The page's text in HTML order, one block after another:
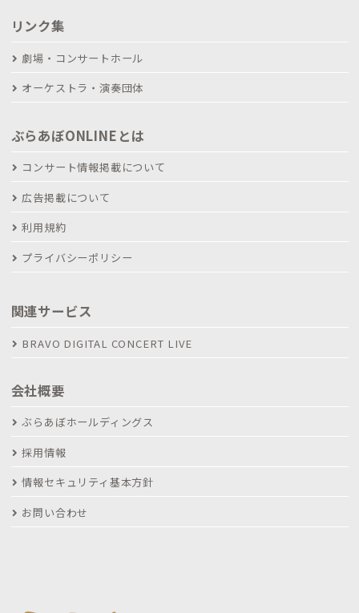
リンク集
劇場・コンサートホール
オーケストラ・演奏団体
ぶらあぼONLINEとは
コンサート情報掲載について
広告掲載について
利用規約
プライバシーポリシー
関連サービス
BRAVO DIGITAL CONCERT LIVE
会社概要
ぶらあぼホールディングス
採用情報
情報セキュリティ基本方針
お問い合わせ